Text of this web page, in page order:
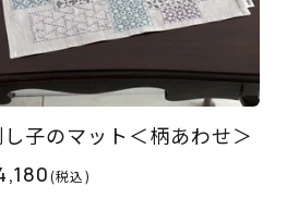
子のマット＜柄あわせ＞
(税込)